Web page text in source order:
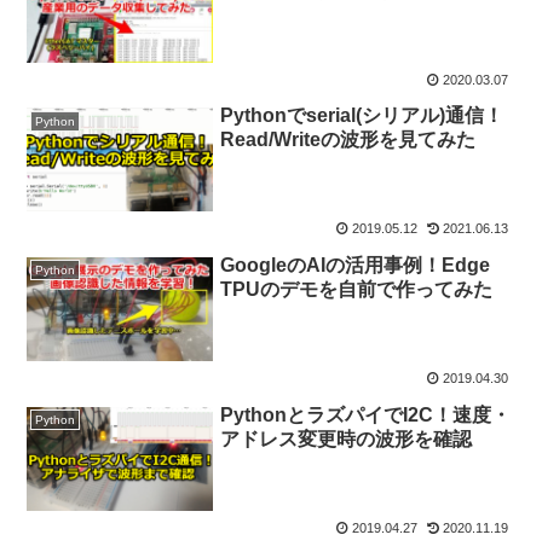
2020.03.07
Python
Pythonでserial(シリアル)通信！
Read/Writeの波形を見てみた
2019.05.12 2021.06.13
Python
GoogleのAIの活用事例！Edge
TPUのデモを自前で作ってみた
2019.04.30
Python
PythonとラズパイでI2C！速度・
アドレス変更時の波形を確認
2019.04.27 2020.11.19